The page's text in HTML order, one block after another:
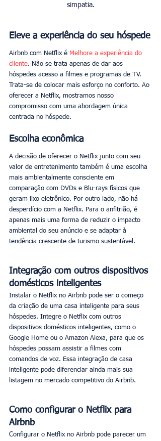
simpatia.
Eleve a experiência do seu hóspede
Airbnb com Netflix é Melhore a experiência do
cliente. Não se trata apenas de dar aos
hóspedes acesso a filmes e programas de TV.
Trata-se de colocar mais esforço no conforto. Ao
oferecer a Netflix, mostramos nosso
compromisso com uma abordagem única
centrada no hóspede.
Escolha econômica
A decisão de oferecer o Netflix junto com seu
valor de entretenimento também é uma escolha
mais ambientalmente consciente em
comparação com DVDs e Blu-rays físicos que
geram lixo eletrônico. Por outro lado, não há
desperdício com a Netflix. Para o anfitrião, é
apenas mais uma forma de reduzir o impacto
ambiental do seu anúncio e se adaptar à
tendência crescente de turismo sustentável.
Integração com outros dispositivos
domésticos inteligentes
Instalar o Netflix no Airbnb pode ser o começo
da criação de uma casa inteligente para seus
hóspedes. Integre o Netflix com outros
dispositivos domésticos inteligentes, como o
Google Home ou o Amazon Alexa, para que os
hóspedes possam assistir a filmes com
comandos de voz. Essa integração de casa
inteligente pode diferenciar ainda mais sua
listagem no mercado competitivo do Airbnb.
Como configurar o Netflix para
Airbnb
Configurar o Netflix no Airbnb pode parecer um